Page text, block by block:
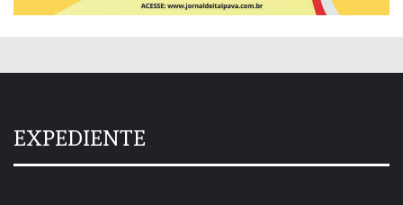
EXPEDIENTE